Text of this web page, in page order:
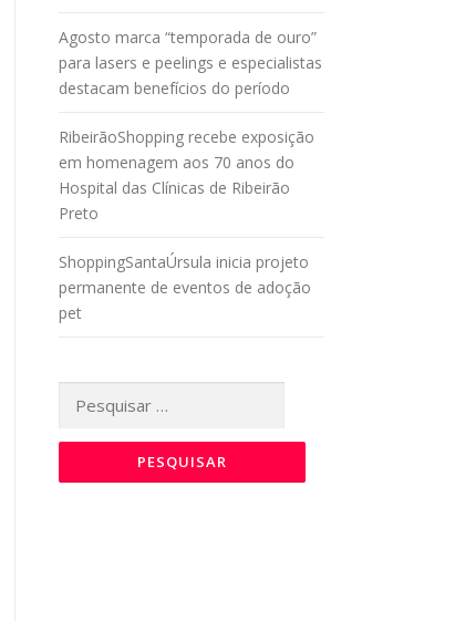
Agosto marca “temporada de ouro”
para lasers e peelings e especialistas
destacam benefícios do período
RibeirãoShopping recebe exposição
em homenagem aos 70 anos do
Hospital das Clínicas de Ribeirão
Preto
ShoppingSantaÚrsula inicia projeto
permanente de eventos de adoção
pet
por: